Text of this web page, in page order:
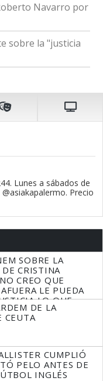
Navarro por
sobre la "justicia
Lunes a sábados de
Precio
SOBRE LA
CRISTINA
CREO QUE
LE PUEDA
LO QUE
DE LA
CEUTA
CUMPLIÓ
PELO ANTES DE
INGLÉS